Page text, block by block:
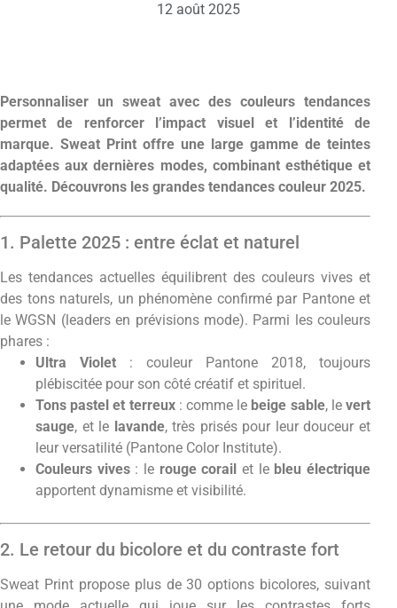
12 août 2025
Personnaliser un sweat avec des couleurs tendances
permet de renforcer l’impact visuel et l’identité de
marque. Sweat Print offre une large gamme de teintes
adaptées aux dernières modes, combinant esthétique et
qualité. Découvrons les grandes tendances couleur 2025.
1. Palette 2025 : entre éclat et naturel
Les tendances actuelles équilibrent des couleurs vives et
des tons naturels, un phénomène confirmé par Pantone et
le WGSN (leaders en prévisions mode). Parmi les couleurs
phares :
Ultra Violet : couleur Pantone 2018, toujours
plébiscitée pour son côté créatif et spirituel.
Tons pastel et terreux: comme le beige sable, levert
sauge, et le lavande, très prisés pour leur douceur et
leur versatilité (Pantone Color Institute).
Couleurs vives: le rouge corail et le bleu électrique
apportent dynamisme et visibilité.
2. Le retour du bicolore et du contraste fort
Sweat Print propose plus de 30 options bicolores, suivant